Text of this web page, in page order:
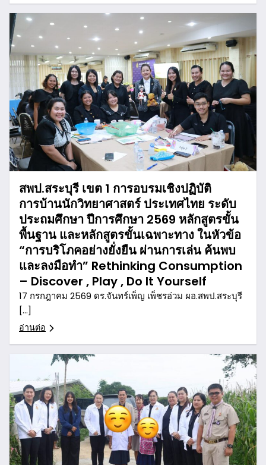
สพป.สระบุรี เขต 1 การอบรมเชิงปฏิบัติ
การบ้านนักวิทยาศาสตร์ ประเทศไทย ระดับ
ประถมศึกษา ปีการศึกษา 2569 หลักสูตรขั้น
พื้นฐาน และหลักสูตรขั้นเฉพาะทาง ในหัวข้อ
“การบริโภคอย่างยั่งยืน ผ่านการเล่น ค้นพบ
และลงมือทำ” Rethinking Consumption
– Discover , Play , Do It Yourself
17 กรกฎาคม 2569 ดร.จันทร์เพ็ญ เพ็ชรอ่วม ผอ.สพป.สระบุรี
[…]
อ่านต่อ